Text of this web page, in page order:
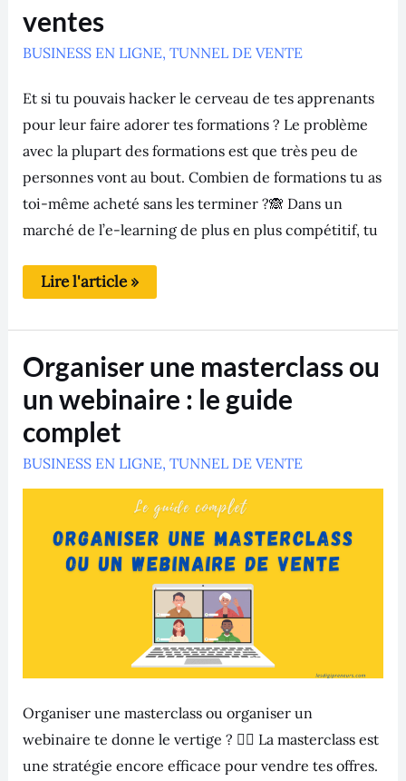
ventes
BUSINESS EN LIGNE, TUNNEL DE VENTE
Et si tu pouvais hacker le cerveau de tes apprenants
pour leur faire adorer tes formations ? Le problème
avec la plupart des formations est que très peu de
personnes vont au bout. Combien de formations tu as
toi-même acheté sans les terminer ?🙈 Dans un
marché de l’e-learning de plus en plus compétitif, tu
formations
addictives
et
booster
ventes
Lire l'article »
Organiser une masterclass ou
un webinaire : le guide
complet
BUSINESS EN LIGNE, TUNNEL DE VENTE
Organiser une masterclass ou organiser un
webinaire te donne le vertige ? 😵‍💫 La masterclass est
une stratégie encore efficace pour vendre tes offres.
Organiser
une
masterclass
ou
webinaire
:
le
complet